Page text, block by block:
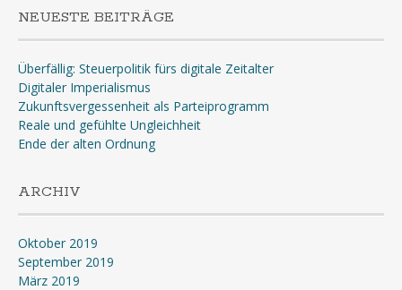
NEUESTE BEITRÄGE
Überfällig: Steuerpolitik fürs digitale Zeitalter
Digitaler Imperialismus
Zukunftsvergessenheit als Parteiprogramm
Reale und gefühlte Ungleichheit
Ende der alten Ordnung
ARCHIV
Oktober 2019
September 2019
März 2019